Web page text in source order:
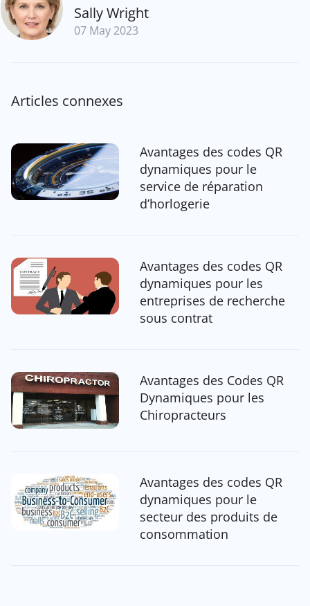
Sally Wright
07 May 2023
Articles connexes
Avantages des codes QR
dynamiques pour le
service de réparation
d’horlogerie
Avantages des codes QR
dynamiques pour les
entreprises de recherche
sous contrat
Avantages des Codes QR
Dynamiques pour les
Chiropracteurs
Avantages des codes QR
dynamiques pour le
secteur des produits de
consommation